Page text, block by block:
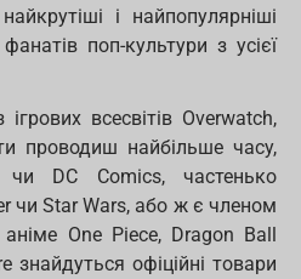
і найпопулярніші
поп-культури з усієї
всесвітів Overwatch,
проводиш найбільше часу,
DC Comics, частенько
чи Star Wars, або ж є членом
One Piece, Dragon Ball
офіційні товари